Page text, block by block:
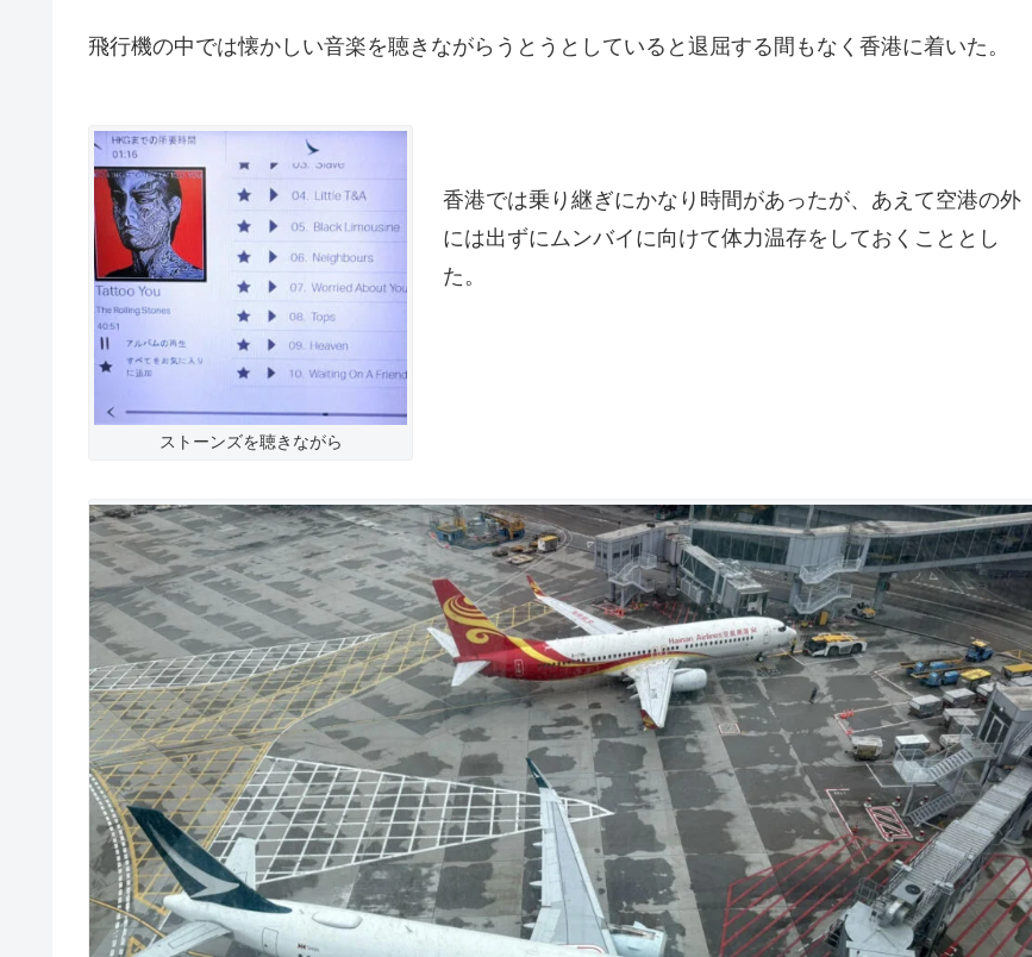
飛行機の中では懐かしい音楽を聴きながらうとうとしていると退屈する間もなく香港に着いた。
ストーンズを聴きながら
香港では乗り継ぎにかなり時間があったが、あえて空港の外
には出ずにムンバイに向けて体力温存をしておくこととし
た。